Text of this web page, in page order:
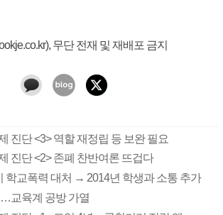
무단 전재 및 재배포 금지
진단 <3> 역할 재정립 등 보완 필요
진단 <2> 존폐 찬반여론 뜨겁다
학교폭력 대처 → 2014년 학생과 소통 추가
교육계 공방 가열